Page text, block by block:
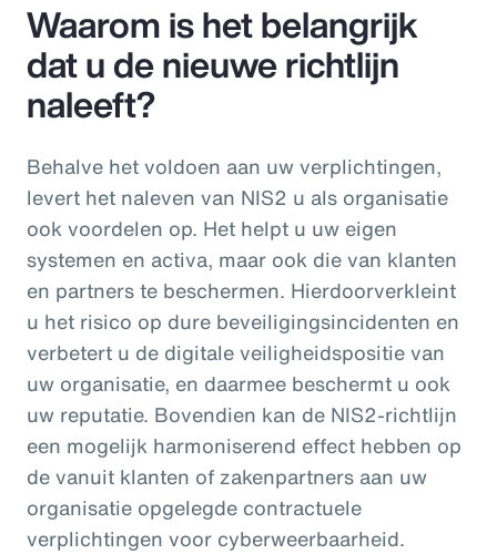
Waarom is het belangrijk
dat u de nieuwe richtlijn
naleeft?
Behalve het voldoen aan uw verplichtingen,
levert het naleven van NIS2 u als organisatie
ook voordelen op. Het helpt u uw eigen
systemen en activa, maar ook die van klanten
en partners te beschermen. Hierdoorverkleint
u het risico op dure beveiligingsincidenten en
verbetert u de digitale veiligheidspositie van
uw organisatie, en daarmee beschermt u ook
uw reputatie. Bovendien kan de NIS2-richtlijn
een mogelijk harmoniserend effect hebben op
de vanuit klanten of zakenpartners aan uw
organisatie opgelegde contractuele
verplichtingen voor cyberweerbaarheid.